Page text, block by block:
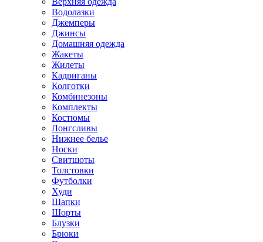
Водолазки
Джемперы
Джинсы
Домашняя одежда
Жакеты
Жилеты
Кадриганы
Колготки
Комбинезоны
Комплекты
Костюмы
Лонгсливы
Нижнее белье
Носки
Свитшоты
Толстовки
Футболки
Худи
Шапки
Шорты
Блузки
Брюки